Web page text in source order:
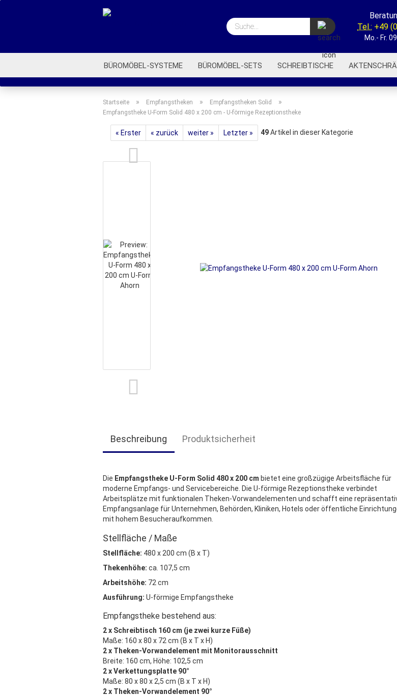
Suche...Tel.: +49
Mo.- Fr.
BÜROMÖBEL-SYSTEME BÜROMÖBEL-SETS SCHREIBTISCHE
ROLLCONTAINER BÜROSTÜHLE BÜROREGALE BÜROWAGEN AKUSTIK-
Startseite » Empfangstheken » Empfangstheken Solid »
Empfangstheke U-Form Solid 480 x 200 cm - U-förmige Rezeptionstheke
« Erster « zurück weiter » Letzter » 49Artikel in dieser Kategorie
Beschreibung Produktsicherheit
Die Empfangstheke U-Form Solid 480 x 200 cm bietet eine großzügige Arbeitsfläche für
moderne Empfangs- und Servicebereiche. Die U-förmige Rezeptionstheke verbindet
Arbeitsplätze mit funktionalen Theken-Vorwandelementen und schafft eine
Empfangsanlage für Unternehmen, Behörden, Kliniken, Hotels oder öffentliche
mit hohem Besucheraufkommen.
Stellfläche / Maße
Stellfläche: 480 x 200 cm (B x T)
Thekenhöhe: ca. 107,5 cm
Arbeitshöhe: 72 cm
Ausführung: U-förmige Empfangstheke
Empfangstheke bestehend aus:
2 x Schreibtisch 160 cm (je zwei kurze Füße)
Maße: 160 x 80 x 72 cm (B x T x H)
2 x Theken-Vorwandelement mit Monitorausschnitt
Breite: 160 cm, Höhe: 102,5 cm
2 x Verkettungsplatte 90°
Maße: 80 x 80 x 2,5 cm (B x T x H)
2 x Theken-Vorwandelement 90°